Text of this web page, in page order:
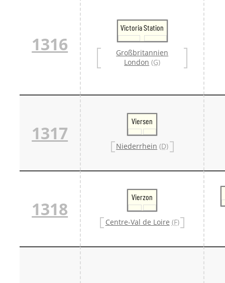
1316
Victoria Station
Großbritannien
London (G)
1317
Viersen
Niederrhein (D)
1318
Vierzon
Centre-Val de Loire (F)